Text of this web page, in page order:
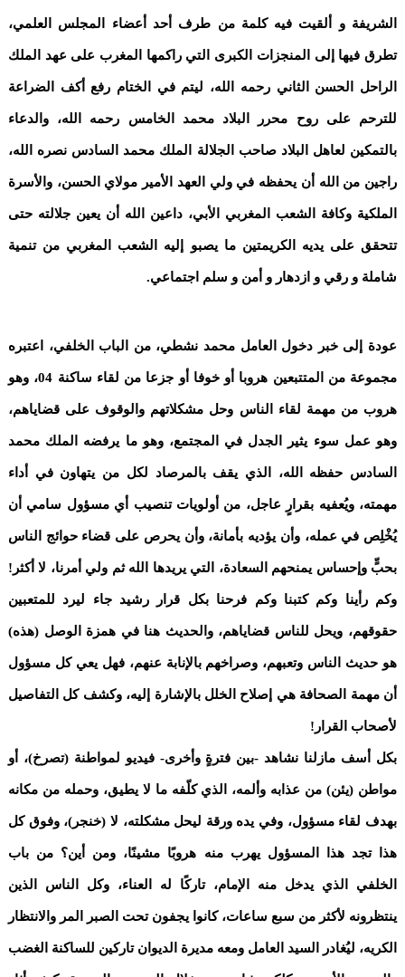
الشريفة و ألقيت فيه كلمة من طرف أحد أعضاء المجلس العلمي،
تطرق فيها إلى المنجزات الكبرى التي راكمها المغرب على عهد الملك
الراحل الحسن الثاني رحمه الله، ليتم في الختام رفع أكف الضراعة
للترحم على روح محرر البلاد محمد الخامس رحمه الله، والدعاء
بالتمكين لعاهل البلاد صاحب الجلالة الملك محمد السادس نصره الله،
راجين من الله أن يحفظه في ولي العهد الأمير مولاي الحسن، والأسرة
الملكية وكافة الشعب المغربي الأبي، داعين الله أن يعين جلالته حتى
تتحقق على يديه الكريمتين ما يصبو إليه الشعب المغربي من تنمية
شاملة و رقي و ازدهار و أمن و سلم اجتماعي.
عودة إلى خبر دخول العامل محمد نشطي، من الباب الخلفي، اعتبره
مجموعة من المتتبعين هروبا أو خوفا أو جزعا من لقاء ساكنة 04، وهو
هروب من مهمة لقاء الناس وحل مشكلاتهم والوقوف على قضاياهم،
وهو عمل سوء يثير الجدل في المجتمع، وهو ما يرفضه الملك محمد
السادس حفظه الله، الذي يقف بالمرصاد لكل من يتهاون في أداء
مهمته، ويُعفيه بقرارٍ عاجل، من أولويات تنصيب أي مسؤول سامي أن
يُخْلِص في عمله، وأن يؤديه بأمانة، وأن يحرص على قضاء حوائج الناس
بحبٍّ وإحساس يمنحهم السعادة، التي يريدها الله ثم ولي أمرنا، لا أكثر!
وكم رأينا وكم كتبنا وكم فرحنا بكل قرار رشيد جاء ليرد للمتعبين
حقوقهم، ويحل للناس قضاياهم، والحديث هنا في همزة الوصل (هذه)
هو حديث الناس وتعبهم، وصراخهم بالإنابة عنهم، فهل يعي كل مسؤول
أن مهمة الصحافة هي إصلاح الخلل بالإشارة إليه، وكشف كل التفاصيل
لأصحاب القرار!
بكل أسف مازلنا نشاهد -بين فترةٍ وأخرى- فيديو لمواطنة (تصرخ)، أو
مواطن (يئن) من عذابه وألمه، الذي كلّفه ما لا يطيق، وحمله من مكانه
بهدف لقاء مسؤول، وفي يده ورقة ليحل مشكلته، لا (خنجر)، وفوق كل
هذا تجد هذا المسؤول يهرب منه هروبًا مشينًا، ومن أين؟ من باب
الخلفي الذي يدخل منه الإمام، تاركًا له العناء، وكل الناس الذين
ينتظرونه لأكثر من سبع ساعات، كانوا يجفون تحت الصبر المر والانتظار
الكريه، ليُغادر السيد العامل ومعه مديرة الديوان تاركين للساكنة الغضب